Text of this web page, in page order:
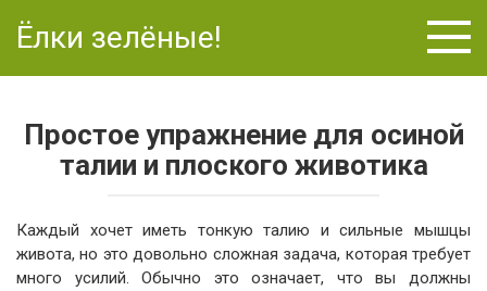
Ёлки зелёные!
Простое упражнение для осиной
талии и плоского животика
Каждый хочет иметь тонкую талию и сильные мышцы
живота, но это довольно сложная задача, которая требует
много усилий. Обычно это означает, что вы должны